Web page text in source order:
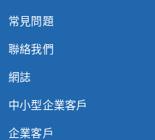
常見問題
聯絡我們
網誌
中小型企業客戶
企業客戶